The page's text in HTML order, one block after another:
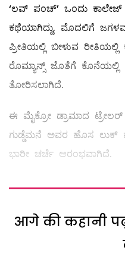
‘ಲವ್ ಪಂಚ್’ ಒಂದು
ಕಥೆಯಾಗಿದ್ದು, ಮೊದಲಿಗೆ
ಪ್ರೀತಿಯಲ್ಲಿ ಬೀಳುವ ರೀತಿಯಲ್ಲಿ
ರೊಮ್ಯಾನ್ಸ್ ಜೊತೆಗೆ ಕೊನೆಯಲ್ಲಿ
ತೋರಿಸಲಾಗಿದೆ.
ಈ ಮೈಕ್ರೋ ಡ್ರಾಮಾದ
ಗುಡ್ಡೆಮನೆ ಅವರ ಹೊಸ ಲುಕ್
ಭಾರೀ ಚರ್ಚೆ ಆರಂಭವಾಗಿದೆ.
आगे की कहानी